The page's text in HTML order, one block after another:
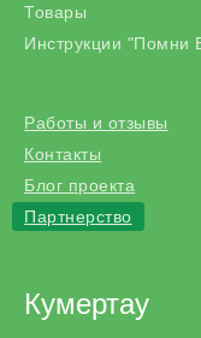
Товары
Инструкции "Помни
Работы и отзывы
Контакты
Блог проекта
Партнерство
Кумертау